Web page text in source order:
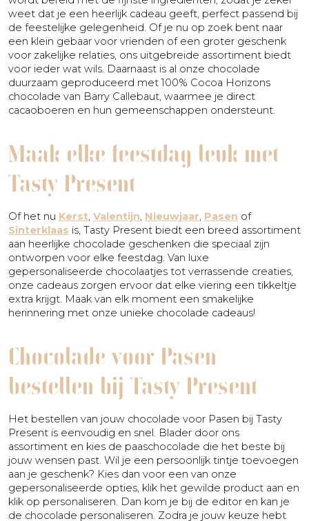
weet dat je een heerlijk cadeau geeft, perfect passend bij
de feestelijke gelegenheid. Of je nu op zoek bent naar
een klein gebaar voor vrienden of een groter geschenk
voor zakelijke relaties, ons uitgebreide assortiment biedt
voor ieder wat wils. Daarnaast is al onze chocolade
duurzaam geproduceerd met 100% Cocoa Horizons
chocolade van Barry Callebaut, waarmee je direct
cacaoboeren en hun gemeenschappen ondersteunt.
Maak elke feestdag leuk met
Tasty Present
Of het nu Kerst, Valentijn, Nieuwjaar, Pasen of
Sinterklaas is, Tasty Present biedt een breed assortiment
aan heerlijke chocolade geschenken die speciaal zijn
ontworpen voor elke feestdag. Van luxe
gepersonaliseerde chocolaatjes tot verrassende creaties,
onze cadeaus zorgen ervoor dat elke viering een tikkeltje
extra krijgt. Maak van elk moment een smakelijke
herinnering met onze unieke chocolade cadeaus!
Chocolade voor Pasen
bestellen bij Tasty Present
Het bestellen van jouw chocolade voor Pasen bij Tasty
Present is eenvoudig en snel. Blader door ons
assortiment en kies de paaschocolade die het beste bij
jouw wensen past. Wil je een persoonlijk tintje toevoegen
aan je geschenk? Kies dan voor een van onze
gepersonaliseerde opties, klik het gewilde product aan en
klik op personaliseren. Dan kom je bij de editor en kan je
de chocolade personaliseren. Zodra je jouw keuze hebt